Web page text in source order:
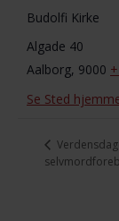
Budolfi Kirke
Algade 40
Aalborg, 9000
Se Sted